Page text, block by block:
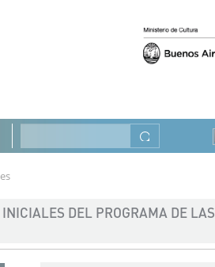
DEL PROGRAMA DE LAS